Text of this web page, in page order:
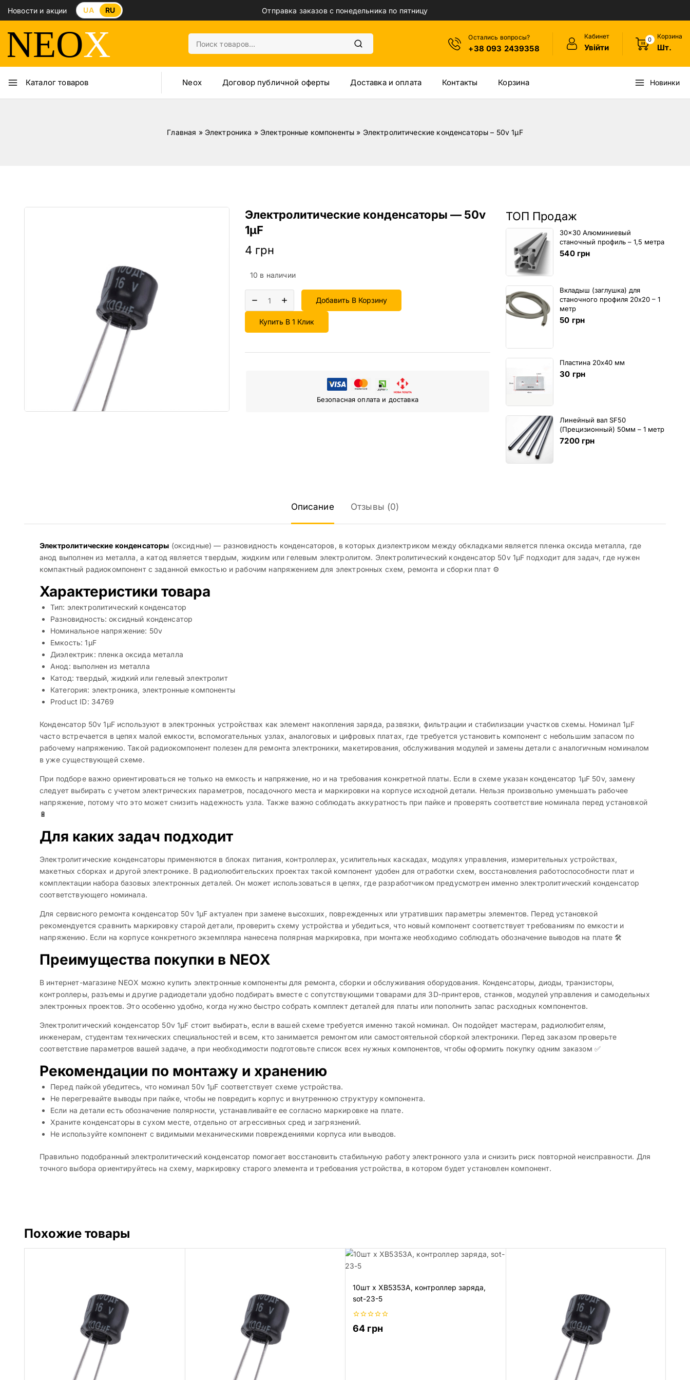
Новости и акции UA RU Отправка заказов с понедельника по пятницу
Остались вопросы?
+38 093 2439358
Кабинет
Увійти
0 Корзина
Шт.
Каталог товаров Neox Договор публичной оферты Доставка и оплата Контакты Корзина Новинки
Главная » Электроника » Электронные компоненты » Электролитические конденсаторы – 50v 1µF
ТОП Продаж
30x30 Алюминиевый
станочный профиль – 1,5 метра
540 грн
Вкладыш (заглушка) для
станочного профиля 20х20 – 1
метр
50 грн
Пластина 20х40 мм
30 грн
Линейный вал SF50
(Прецизионный) 50мм – 1 метр
7200 грн
Электролитические конденсаторы — 50v
1µF
4 грн
10 в наличии
Добавить В Корзину
Купить В 1 Клик
Безопасная оплата и доставка
Описание Отзывы (0)
Электролитические конденсаторы (оксидные) — разновидность конденсаторов, в которых диэлектриком между обкладками является пленка оксида металла, где
анод выполнен из металла, а катод является твердым, жидким или гелевым электролитом. Электролитический конденсатор 50v 1µF подходит для задач, где нужен
компактный радиокомпонент с заданной емкостью и рабочим напряжением для электронных схем, ремонта и сборки плат ⚙️
Характеристики товара
Тип: электролитический конденсатор
Разновидность: оксидный конденсатор
Номинальное напряжение: 50v
Емкость: 1µF
Диэлектрик: пленка оксида металла
Анод: выполнен из металла
Катод: твердый, жидкий или гелевый электролит
Категория: электроника, электронные компоненты
Product ID: 34769
Конденсатор 50v 1µF используют в электронных устройствах как элемент накопления заряда, развязки, фильтрации и стабилизации участков схемы. Номинал 1µF
часто встречается в цепях малой емкости, вспомогательных узлах, аналоговых и цифровых платах, где требуется установить компонент с небольшим запасом по
рабочему напряжению. Такой радиокомпонент полезен для ремонта электроники, макетирования, обслуживания модулей и замены детали с аналогичным номиналом
в уже существующей схеме.
При подборе важно ориентироваться не только на емкость и напряжение, но и на требования конкретной платы. Если в схеме указан конденсатор 1µF 50v, замену
следует выбирать с учетом электрических параметров, посадочного места и маркировки на корпусе исходной детали. Нельзя произвольно уменьшать рабочее
напряжение, потому что это может снизить надежность узла. Также важно соблюдать аккуратность при пайке и проверять соответствие номинала перед установкой
🔋
Для каких задач подходит
Электролитические конденсаторы применяются в блоках питания, контроллерах, усилительных каскадах, модулях управления, измерительных устройствах,
макетных сборках и другой электронике. В радиолюбительских проектах такой компонент удобен для отработки схем, восстановления работоспособности плат и
комплектации набора базовых электронных деталей. Он может использоваться в цепях, где разработчиком предусмотрен именно электролитический конденсатор
соответствующего номинала.
Для сервисного ремонта конденсатор 50v 1µF актуален при замене высохших, поврежденных или утративших параметры элементов. Перед установкой
рекомендуется сравнить маркировку старой детали, проверить схему устройства и убедиться, что новый компонент соответствует требованиям по емкости и
напряжению. Если на корпусе конкретного экземпляра нанесена полярная маркировка, при монтаже необходимо соблюдать обозначение выводов на плате 🛠️
Преимущества покупки в NEOX
В интернет-магазине NEOX можно купить электронные компоненты для ремонта, сборки и обслуживания оборудования. Конденсаторы, диоды, транзисторы,
контроллеры, разъемы и другие радиодетали удобно подбирать вместе с сопутствующими товарами для 3D-принтеров, станков, модулей управления и самодельных
электронных проектов. Это особенно удобно, когда нужно быстро собрать комплект деталей для платы или пополнить запас расходных компонентов.
Электролитический конденсатор 50v 1µF стоит выбирать, если в вашей схеме требуется именно такой номинал. Он подойдет мастерам, радиолюбителям,
инженерам, студентам технических специальностей и всем, кто занимается ремонтом или самостоятельной сборкой электроники. Перед заказом проверьте
соответствие параметров вашей задаче, а при необходимости подготовьте список всех нужных компонентов, чтобы оформить покупку одним заказом ✅
Рекомендации по монтажу и хранению
Перед пайкой убедитесь, что номинал 50v 1µF соответствует схеме устройства.
Не перегревайте выводы при пайке, чтобы не повредить корпус и внутреннюю структуру компонента.
Если на детали есть обозначение полярности, устанавливайте ее согласно маркировке на плате.
Храните конденсаторы в сухом месте, отдельно от агрессивных сред и загрязнений.
Не используйте компонент с видимыми механическими повреждениями корпуса или выводов.
Правильно подобранный электролитический конденсатор помогает восстановить стабильную работу электронного узла и снизить риск повторной неисправности. Для
точного выбора ориентируйтесь на схему, маркировку старого элемента и требования устройства, в котором будет установлен компонент.
Похожие товары
10шт х XB5353A, контроллер заряда,
sot-23-5
0
из
64 грн